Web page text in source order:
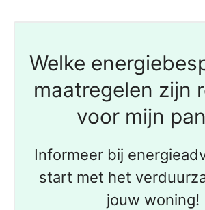
Welke
maatregelen zijn
voor mijn
Informeer bij
start met het
jouw woning!